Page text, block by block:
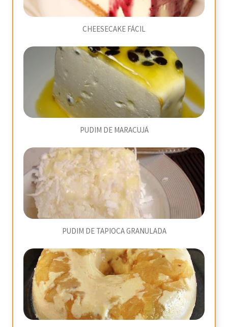
CHEESECAKE FÁCIL
PUDIM DE MARACUJÁ
PUDIM DE TAPIOCA GRANULADA